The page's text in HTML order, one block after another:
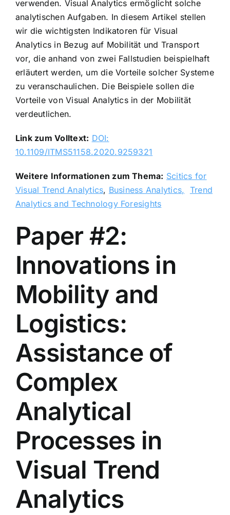
verwenden. Visual Analytics ermöglicht solche
analytischen Aufgaben. In diesem Artikel stellen
wir die wichtigsten Indikatoren für Visual
Analytics in Bezug auf Mobilität und Transport
vor, die anhand von zwei Fallstudien beispielhaft
erläutert werden, um die Vorteile solcher Systeme
zu veranschaulichen. Die Beispiele sollen die
Vorteile von Visual Analytics in der Mobilität
verdeutlichen.
Link zum Volltext: DOI:
10.1109/ITMS51158.2020.9259321
Weitere Informationen zum Thema: Scitics for
Visual Trend Analytics, Business Analytics, Trend
Analytics and Technology Foresights
Paper #2:
Innovations in
Mobility and
Logistics:
Assistance of
Complex
Analytical
Processes in
Visual Trend
Analytics